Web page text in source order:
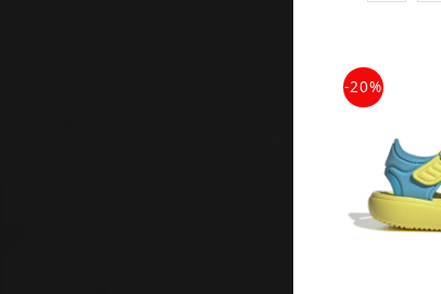
-20%